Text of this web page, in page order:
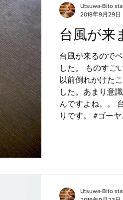
台風が来
台風が来るので
した。 ものすご
以前倒れかけた
した。あまり意
んですよね。。
りです。 #ゴーヤ
Utsuwa-Bito
2018年9月29日
Utsuwa-Bito